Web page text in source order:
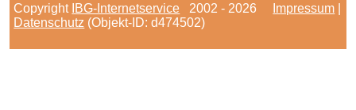
Copyright IBG-Internetservice 2002 - 2026 Impressum
Datenschutz (Objekt-ID: d474502)